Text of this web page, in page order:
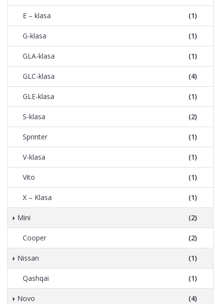
E – klasa (1)
G-klasa (1)
GLA-klasa (1)
GLC-klasa (4)
GLE-klasa (1)
S-klasa (2)
Sprinter (1)
V-klasa (1)
Vito (1)
X – Klasa (1)
Mini (2)
Cooper (2)
Nissan (1)
Qashqai (1)
Novo (4)